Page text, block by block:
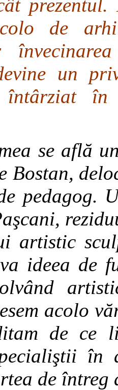
de
un
întârziat
se află
Bostan,
pedagog.
artistic
ideea de
acolo
de ce
de